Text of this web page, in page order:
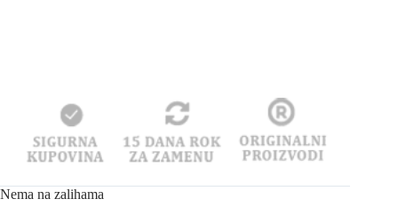
Nema na zalihama